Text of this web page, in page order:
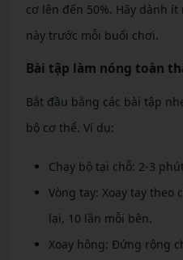
cơ lên đến 50%. Hãy dành
này trước mỗi buổi chơi.
Bài tập làm nóng toàn
Bắt đầu bằng các bài tập
bộ cơ thể. Ví dụ:
Chạy bộ tại chỗ: 2-3
Vòng tay: Xoay tay theo
lại, 10 lần mỗi bên.
Xoay hông: Đứng rộng